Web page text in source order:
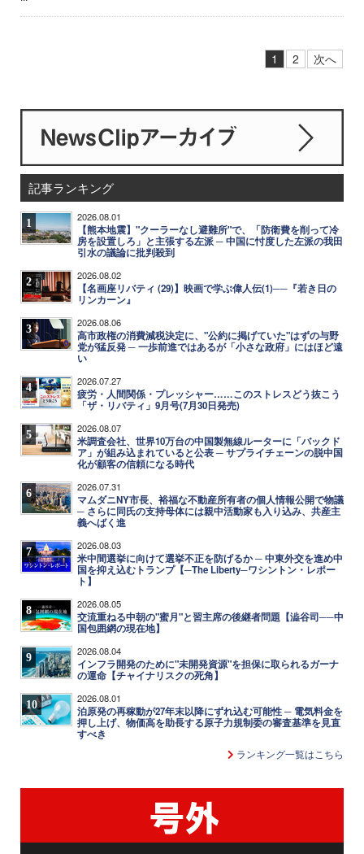
1 2 次へ
記事ランキング
1 2026.08.01
【熊本地震】"クーラーなし避難所"で、「防衛費を削って冷
房を設置しろ」と主張する左派 ─ 中国に忖度した左派の我田
引水の議論に批判殺到
2 2026.08.02
【名画座リバティ (29)】映画で学ぶ偉人伝(1)──『若き日の
リンカーン』
3 2026.08.06
高市政権の消費減税決定に、"公約に掲げていた"はずの与野
党が猛反発 ─ 一歩前進ではあるが「小さな政府」にはほど遠
い
4 2026.07.27
疲労・人間関係・プレッシャー……このストレスどう抜こう
「ザ・リバティ」9月号(7月30日発売)
5 2026.08.07
米調査会社、世界10万台の中国製無線ルーターに「バックド
ア」が組み込まれていると公表 ─ サプライチェーンの脱中国
化が顧客の信頼になる時代
6 2026.07.31
マムダニNY市長、裕福な不動産所有者の個人情報公開で物議
─ さらに同氏の支持母体には親中活動家も入り込み、共産主
義へばく進
7 2026.08.03
米中間選挙に向けて選挙不正を防げるか ─ 中東外交を進め中
国を抑え込むトランプ【─The Liberty─ワシントン・レポー
ト】
8 2026.08.05
交流重ねる中朝の"蜜月"と習主席の後継者問題【澁谷司──中
国包囲網の現在地】
9 2026.08.04
インフラ開発のために"未開発資源"を担保に取られるガーナ
の運命【チャイナリスクの死角】
10 2026.08.01
泊原発の再稼動が27年末以降にずれ込む可能性 ─ 電気料金を
押し上げ、物価高を助長する原子力規制委の審査基準を見直
すべき
ランキング一覧はこちら